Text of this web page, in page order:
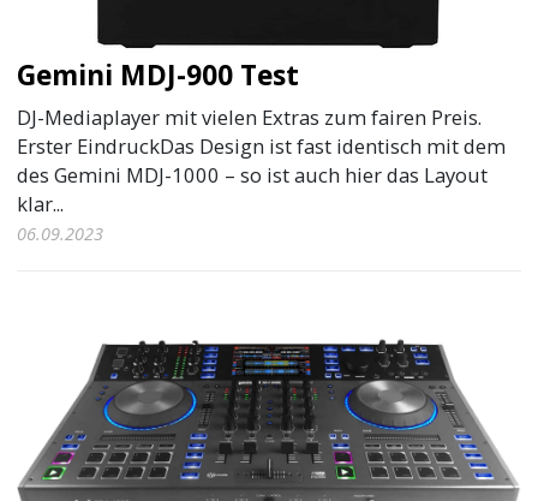
Gemini MDJ-900 Test
DJ-Mediaplayer mit vielen Extras zum fairen Preis.
Erster EindruckDas Design ist fast identisch mit dem
des Gemini MDJ-1000 – so ist auch hier das Layout
klar...
06.09.2023